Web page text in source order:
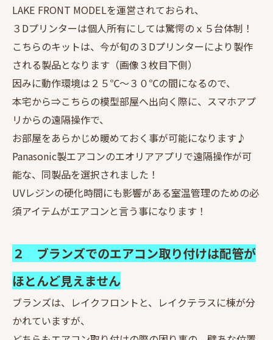
LAKE FRONT MODELを運営されておられ、
３Dプリンターは個人所有にしては驚愕のｘ５台体制！
こちらのキットは、今が旬の３Dプリンターにより製作
される製品となります（画像３枚目下側）
因みに動作環境は２５℃～３０℃の間になるので、
本宅から⇒こちらの模型部屋へ出向く際に、スマホアプ
リからの遠隔操作で、
お部屋をあらかじめ暖めておく事が可能になります♪
Panasonic製エアコンのエオリアアプリで遠隔操作が可
能な、同製品を選択されました！
UVレジンの硬化時間にも影響がある室温管理のための必
須アイテムがエアコンと言う事になります！
２ ブランズでのエアコン取り付けは配管が
ほとんど見えません
ブランズは、レイクフロントと、レイクテラスに棟が分
かれていますが、